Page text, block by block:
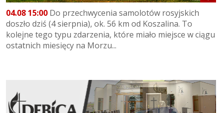
04.08 15:00 Do przechwycenia samolotów rosyjskich
doszło dziś (4 sierpnia), ok. 56 km od Koszalina. To
kolejne tego typu zdarzenia, które miało miejsce w ciągu
ostatnich miesięcy na Morzu...